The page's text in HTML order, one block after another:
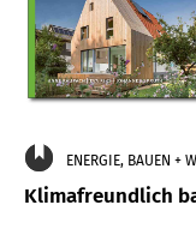
ENERGIE, BAUEN +
Klimafreundlich